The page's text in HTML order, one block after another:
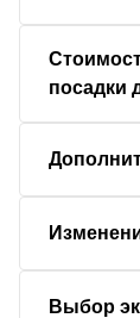
посадки
Выбор